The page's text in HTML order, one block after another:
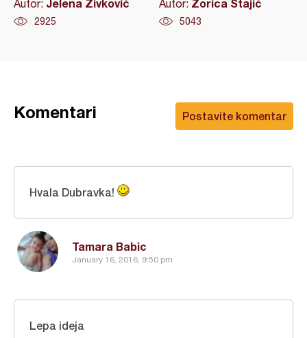
Autor: Jelena Živković
2925
Autor: Zorica Stajić
5043
Postavite komentar
Komentari
Tamara Babic
January 16, 2016, 9:50 pm
Hvala Dubravka!
Lepa ideja